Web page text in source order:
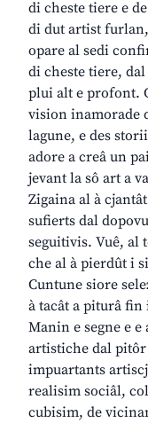
di cheste tiere e
di dut artist
opare al sedi
di cheste tiere,
plui alt e profont.
vision inamorade
lagune, e des
adore a creâ un
jevant la sô art a
Zigaina al à
sufierts dal
seguitivis. Vuê, al
che al à pierdût i
Cuntune siore
à tacât a piturâ
Manin e segne e
artistiche dal
impuartants
realisim sociâl,
cubisim, de